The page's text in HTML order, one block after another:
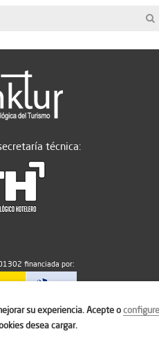
técnica:
financiada por:
501100011033
su experiencia. Acepte oconfigure
desea cargar.